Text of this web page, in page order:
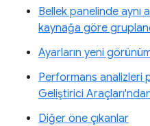
Bellek panelinde aynı
kaynağa göre
Ayarların yeni
Performans analizleri
Geliştirici Araçları'ndan
Diğer öne çıkanlar